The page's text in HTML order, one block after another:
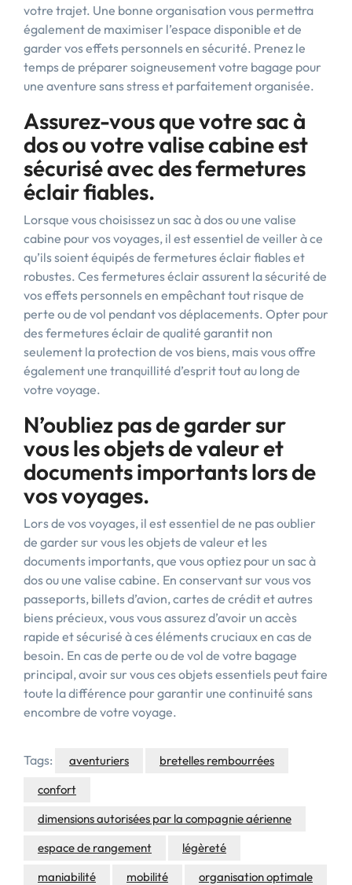
votre trajet. Une bonne organisation vous permettra
également de maximiser l’espace disponible et de
garder vos effets personnels en sécurité. Prenez le
temps de préparer soigneusement votre bagage pour
une aventure sans stress et parfaitement organisée.
Assurez-vous que votre sac à
dos ou votre valise cabine est
sécurisé avec des fermetures
éclair fiables.
Lorsque vous choisissez un sac à dos ou une valise
cabine pour vos voyages, il est essentiel de veiller à ce
qu’ils soient équipés de fermetures éclair fiables et
robustes. Ces fermetures éclair assurent la sécurité de
vos effets personnels en empêchant tout risque de
perte ou de vol pendant vos déplacements. Opter pour
des fermetures éclair de qualité garantit non
seulement la protection de vos biens, mais vous offre
également une tranquillité d’esprit tout au long de
votre voyage.
N’oubliez pas de garder sur
vous les objets de valeur et
documents importants lors de
vos voyages.
Lors de vos voyages, il est essentiel de ne pas oublier
de garder sur vous les objets de valeur et les
documents importants, que vous optiez pour un sac à
dos ou une valise cabine. En conservant sur vous vos
passeports, billets d’avion, cartes de crédit et autres
biens précieux, vous vous assurez d’avoir un accès
rapide et sécurisé à ces éléments cruciaux en cas de
besoin. En cas de perte ou de vol de votre bagage
principal, avoir sur vous ces objets essentiels peut faire
toute la différence pour garantir une continuité sans
encombre de votre voyage.
Tags: aventuriers
bretelles rembourrées
confort
dimensions autorisées par la compagnie aérienne
espace de rangement
légèreté
maniabilité
mobilité
organisation optimale